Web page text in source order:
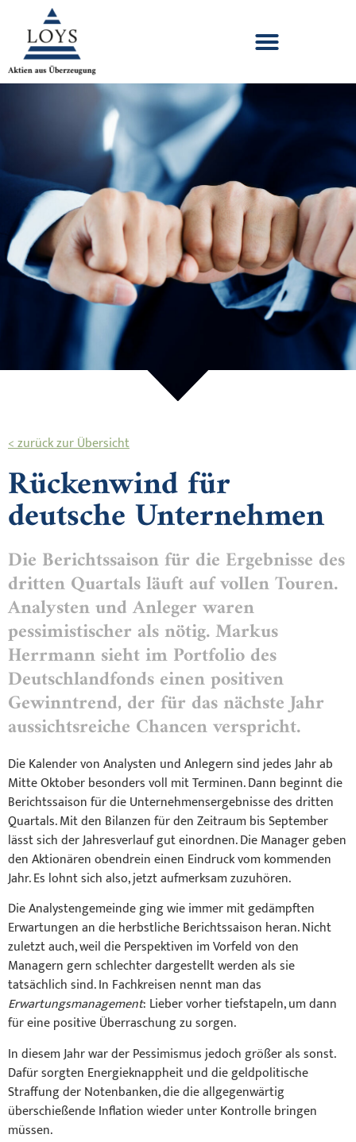
< zurück zur Übersicht
Rückenwind für
deutsche Unternehmen
Die Berichtssaison für die Ergebnisse des
dritten Quartals läuft auf vollen Touren.
Analysten und Anleger waren
pessimistischer als nötig. Markus
Herrmann sieht im Portfolio des
Deutschlandfonds einen positiven
Gewinntrend, der für das nächste Jahr
aussichtsreiche Chancen verspricht.
Die Kalender von Analysten und Anlegern sind jedes Jahr ab
Mitte Oktober besonders voll mit Terminen. Dann beginnt die
Berichtssaison für die Unternehmensergebnisse des dritten
Quartals. Mit den Bilanzen für den Zeitraum bis September
lässt sich der Jahresverlauf gut einordnen. Die Manager geben
den Aktionären obendrein einen Eindruck vom kommenden
Jahr. Es lohnt sich also, jetzt aufmerksam zuzuhören.
Die Analystengemeinde ging wie immer mit gedämpften
Erwartungen an die herbstliche Berichtssaison heran. Nicht
zuletzt auch, weil die Perspektiven im Vorfeld von den
Managern gern schlechter dargestellt werden als sie
tatsächlich sind. In Fachkreisen nennt man das
Erwartungsmanagement: Lieber vorher tiefstapeln, um dann
für eine positive Überraschung zu sorgen.
In diesem Jahr war der Pessimismus jedoch größer als sonst.
Dafür sorgten Energieknappheit und die geldpolitische
Straffung der Notenbanken, die die allgegenwärtig
überschießende Inflation wieder unter Kontrolle bringen
müssen.